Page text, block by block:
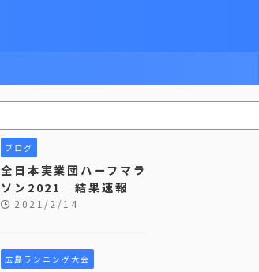
ブログ
全日本実業団ハーフマラ
ソン2021 結果速報
2021/2/14
広島ランニング大会